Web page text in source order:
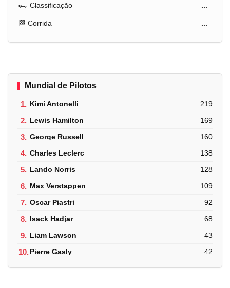
🏎️ Classificação ...
🏁 Corrida ...
Mundial de Pilotos
1. Kimi Antonelli 219
2. Lewis Hamilton 169
3. George Russell 160
4. Charles Leclerc 138
5. Lando Norris 128
6. Max Verstappen 109
7. Oscar Piastri 92
8. Isack Hadjar 68
9. Liam Lawson 43
10.Pierre Gasly 42